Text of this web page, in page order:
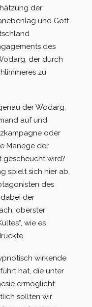
der
und Gott
des
der durch
zu
der Wodarg,
auf und
oder
Manege der
wird?
spielt sich hier ab,
des
der
oberster
wie es
wirkende
hat, die unter
ermöglicht
sollten wir